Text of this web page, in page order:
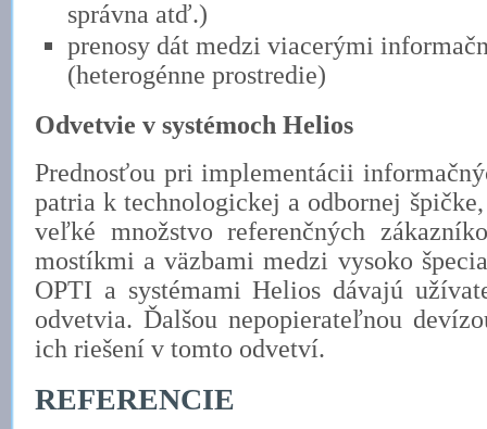
správna atď.)
prenosy dát medzi viacerými
(heterogénne prostredie)
Odvetvie v systémoch Helios
Prednosťou pri implementácii
patria k technologickej a odbornej
veľké množstvo referenčných
mostíkmi a väzbami medzi vysoko
OPTI a systémami Helios dávajú
odvetvia. Ďalšou nepopierateľnou
ich riešení v tomto odvetví.
REFERENCIE